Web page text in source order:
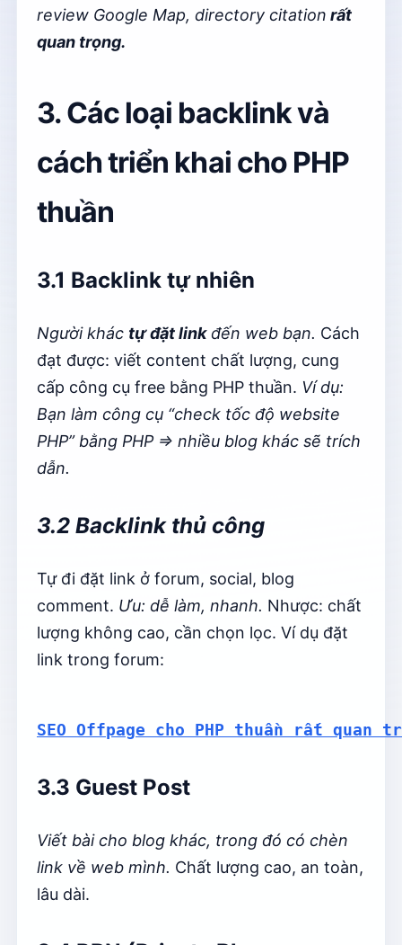
review Google Map, directory citation rất
quan trọng.
3. Các loại backlink và
cách triển khai cho PHP
thuần
3.1 Backlink tự nhiên
Người khác tự đặt linkđến web bạn. Cách
đạt được: viết content chất lượng, cung
cấp công cụ free bằng PHP thuần. Ví dụ:
Bạn làm công cụ “check tốc độ website
PHP” bằng PHP ⇒ nhiều blog khác sẽ trích
dẫn.
3.2 Backlink thủ công
Tự đi đặt link ở forum, social, blog
comment. Ưu: dễ làm, nhanh. Nhược: chất
lượng không cao, cần chọn lọc. Ví dụ đặt
link trong forum:
SEO Offpage cho PHP thuần rất quan
3.3 Guest Post
Viết bài cho blog khác, trong đó có chèn
link về web mình. Chất lượng cao, an toàn,
lâu dài.